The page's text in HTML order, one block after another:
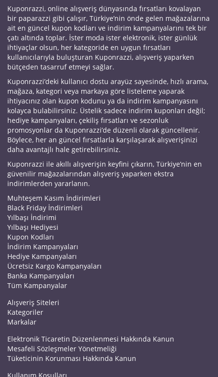
Kuponrazzi, online alışveriş dünyasında fırsatları kovalayan
bir paparazzi gibi çalışır, Türkiye’nin önde gelen mağazalarına
ait en güncel kupon kodları ve indirim kampanyalarını tek bir
çatı altında toplar. İster moda ister elektronik, ister günlük
ihtiyaçlar olsun, her kategoride en uygun fırsatları
kullanıcılarıyla buluşturan Kuponrazzi, alışveriş yaparken
bütçeden tasarruf etmeyi sağlar.
Kuponrazzi’deki kullanıcı dostu arayüz sayesinde, hızlı arama,
mağaza, kategori veya markaya göre listeleme yaparak
ihtiyacınız olan kupon kodunu ya da indirim kampanyasını
kolayca bulabilirsiniz. Üstelik sadece indirim kuponları değil;
hediye kampanyaları, çekiliş fırsatları ve sezonluk
promosyonlar da Kuponrazzi’de düzenli olarak güncellenir.
Böylece, her an güncel fırsatlarla karşılaşarak alışverişinizi
daha avantajlı hale getirebilirsiniz.
Kuponrazzi ile akıllı alışverişin keyfini çıkarın, Türkiye’nin en
güvenilir mağazalarından alışveriş yaparken ekstra
indirimlerden yararlanın.
Muhteşem Kasım İndirimleri
Black Friday İndirimleri
Yılbaşı İndirimi
Yılbaşı Hediyesi
Kupon Kodları
İndirim Kampanyaları
Hediye Kampanyaları
Ücretsiz Kargo Kampanyaları
Banka Kampanyaları
Tüm Kampanyalar
Alışveriş Siteleri
Kategoriler
Markalar
Elektronik Ticaretin Düzenlenmesi Hakkında Kanun
Mesafeli Sözleşmeler Yönetmeliği
Tüketicinin Korunması Hakkında Kanun
Kullanım Koşulları